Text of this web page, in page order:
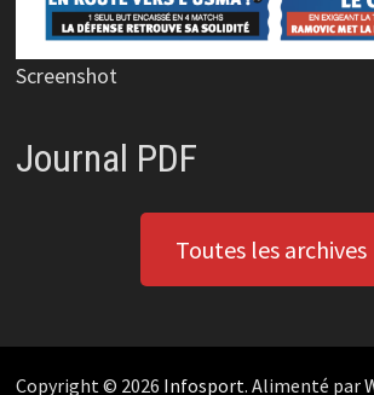
Screenshot
Journal PDF
Toutes les archives
Copyright © 2026 Infosport. Alimenté par